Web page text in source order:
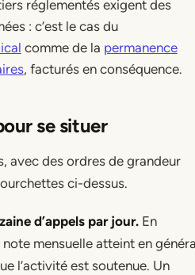
réglementés exigent des
: c’est le cas du
comme de la permanence
, facturés en conséquence.
se situer
avec des ordres de grandeur
ci-dessus.
d’appels par jour. En
mensuelle atteint en
l’activité est soutenue. Un